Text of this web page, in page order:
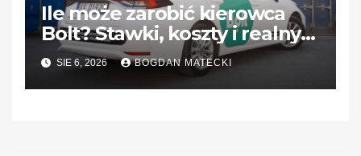
Ile może zarobić kierowca
Bolt? Stawki, koszty i realny
dochód
SIE 6, 2026 BOGDAN MATECKI